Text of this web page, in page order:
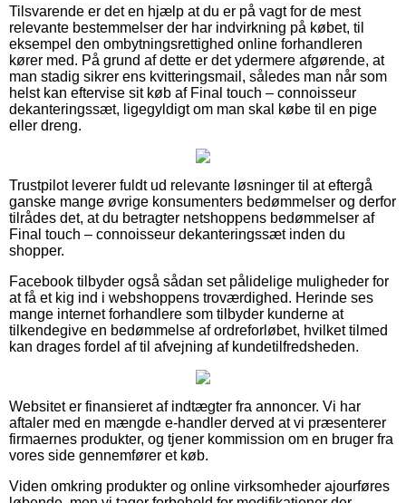
Tilsvarende er det en hjælp at du er på vagt for de mest
relevante bestemmelser der har indvirkning på købet, til
eksempel den ombytningsrettighed online forhandleren
kører med. På grund af dette er det ydermere afgørende, at
man stadig sikrer ens kvitteringsmail, således man når som
helst kan eftervise sit køb af Final touch – connoisseur
dekanteringssæt, ligegyldigt om man skal købe til en pige
eller dreng.
Trustpilot leverer fuldt ud relevante løsninger til at eftergå
ganske mange øvrige konsumenters bedømmelser og derfor
tilrådes det, at du betragter netshoppens bedømmelser af
Final touch – connoisseur dekanteringssæt inden du
shopper.
Facebook tilbyder også sådan set pålidelige muligheder for
at få et kig ind i webshoppens troværdighed. Herinde ses
mange internet forhandlere som tilbyder kunderne at
tilkendegive en bedømmelse af ordreforløbet, hvilket tilmed
kan drages fordel af til afvejning af kundetilfredsheden.
Websitet er finansieret af indtægter fra annoncer. Vi har
aftaler med en mængde e-handler derved at vi præsenterer
firmaernes produkter, og tjener kommission om en bruger fra
vores side gennemfører et køb.
Viden omkring produkter og online virksomheder ajourføres